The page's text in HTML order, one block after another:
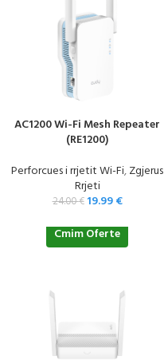
AC1200 Wi-Fi Mesh Repeater
(RE1200)
Perforcues i rrjetit Wi-Fi,Zgjerus
Rrjeti
24.00€ 19.99€
Cmim Oferte